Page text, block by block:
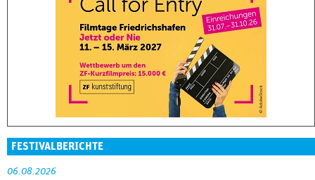
FESTIVALBERICHTE
06.08.2026